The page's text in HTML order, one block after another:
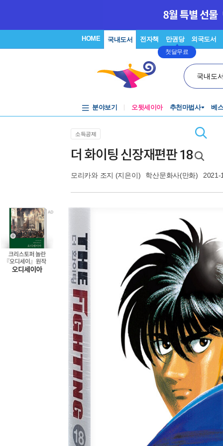
HOME 국내도서 전자책 만권당
첫달무료
외국도서
국내도
분야보기 오뒷세이아 추천마법사 베
소득공제
더 화이팅 신장재편판 18
모리카와 조지 (지은이) 학산문화사(만화) 2021-